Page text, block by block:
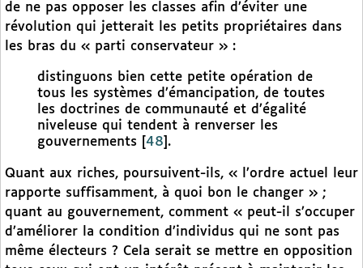
de ne pas opposer les classes afin d’éviter une
révolution qui jetterait les petits propriétaires dans
les bras du « parti conservateur » :
distinguons bien cette petite opération de
tous les systèmes d’émancipation, de toutes
les doctrines de communauté et d’égalité
niveleuse qui tendent à renverser les
gouvernements
48 .
Quant aux riches, poursuivent-ils, « l’ordre actuel leur
rapporte suffisamment, à quoi bon le changer » ;
quant au gouvernement, comment « peut-il s’occuper
d’améliorer la condition d’individus qui ne sont pas
même électeurs ? Cela serait se mettre en opposition